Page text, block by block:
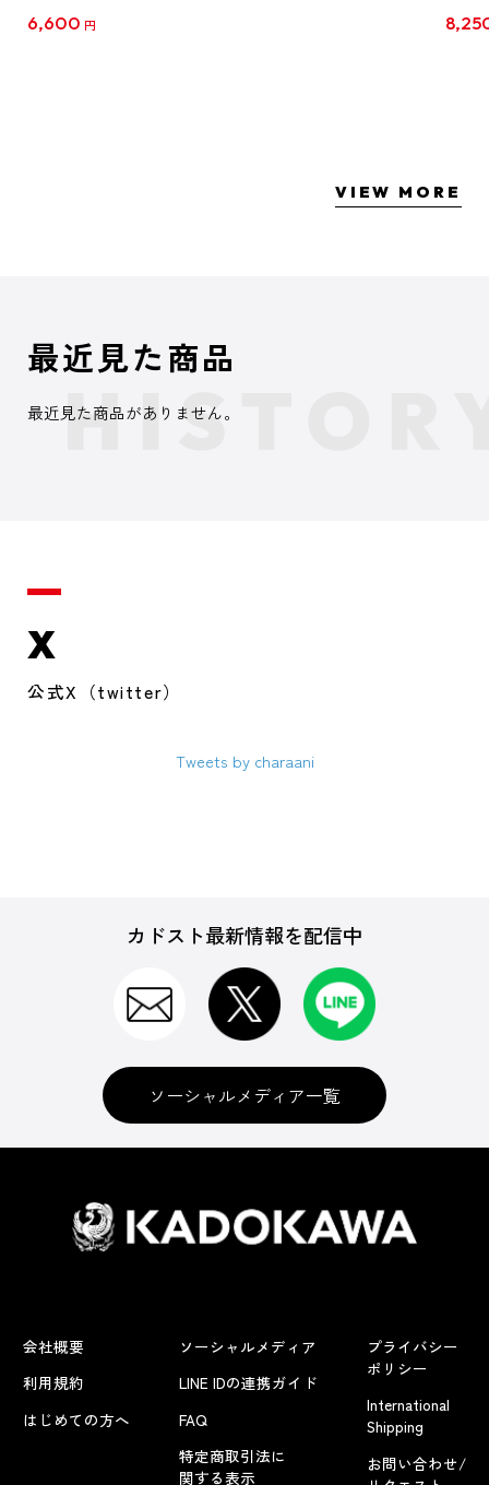
6,600 円
クリ
VIEW MORE
最近見た商品
最近見た商品がありません。
X
公式X（twitter）
Tweets by charaani
カドスト最新情報を配信中
ソーシャルメディア一覧
会社概要
利用規約
はじめての方へ
ソーシャルメディア
LINE IDの連携ガイド
FAQ
特定商取引法に
関する表示
プライバシー
ポリシー
International
Shipping
お問い合わせ/